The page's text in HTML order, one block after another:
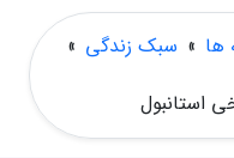
ها » سبک زندگی »
استانبول